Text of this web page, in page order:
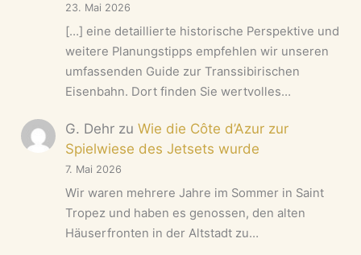
23. Mai 2026
[…] eine detaillierte historische Perspektive und
weitere Planungstipps empfehlen wir unseren
umfassenden Guide zur Transsibirischen
Eisenbahn. Dort finden Sie wertvolles…
G. Dehr zuWie die Côte d’Azur zur
Spielwiese des Jetsets wurde
7. Mai 2026
Wir waren mehrere Jahre im Sommer in Saint
Tropez und haben es genossen, den alten
Häuserfronten in der Altstadt zu…